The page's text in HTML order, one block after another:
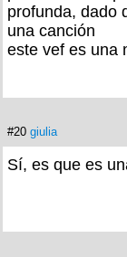
profunda, dado
una canción
este vef es una
#20 giulia
Sí, es que es